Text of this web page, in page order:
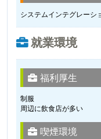
システムインテグレーシ
就業環境
福利厚生
制服
周辺に飲食店が多い
喫煙環境